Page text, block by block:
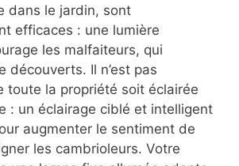
dans le jardin, sont
efficaces : une lumière
les malfaiteurs, qui
découverts. Il n’est pas
toute la propriété soit éclairée
: un éclairage ciblé et intelligent
augmenter le sentiment de
les cambrioleurs. Votre